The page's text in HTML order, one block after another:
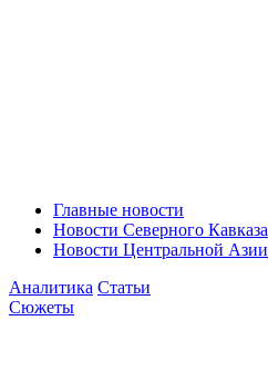
Главные новости
Новости Северного Кавказа
Новости Центральной Азии
Аналитика Статьи
Сюжеты